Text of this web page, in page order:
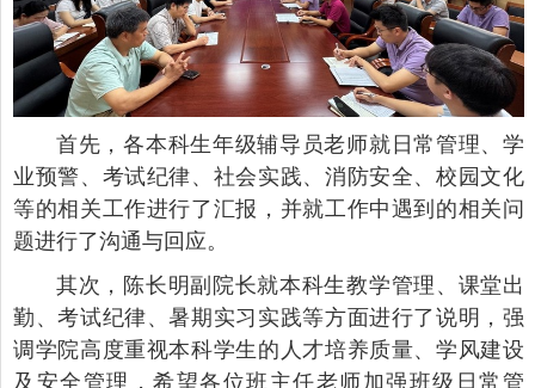
首先，各本科生年级辅导员老师就日常管理、学
业预警、考试纪律、社会实践、消防安全、校园文化
等的相关工作进行了汇报，并就工作中遇到的相关问
题进行了沟通与回应。
其次，陈长明副院长就本科生教学管理、课堂出
勤、考试纪律、暑期实习实践等方面进行了说明，强
调学院高度重视本科学生的人才培养质量、学风建设
及安全管理，希望各位班主任老师加强班级日常管